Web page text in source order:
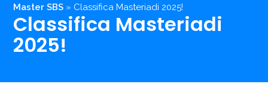
Master SBS » Classifica Masteriadi 2025!
Classifica Masteriadi
2025!